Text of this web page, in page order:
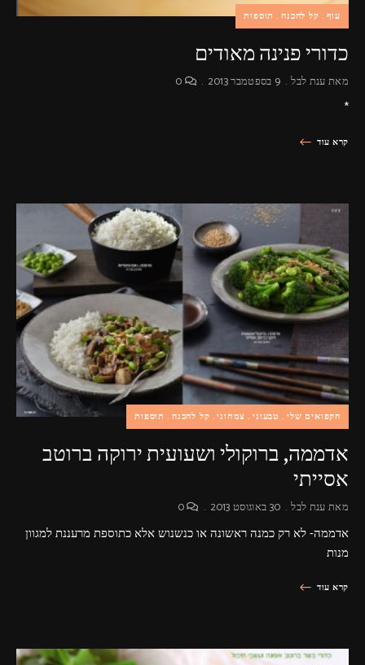
עוף קל להכנה תוספות
כדורי פנינה מאודים
מאתענת לבל 9 בספטמבר 2013
*
קרא עוד
הקפואים שלי טבעוני צמחוני קל להכנה תוספות
אדממה, ברוקולי ושעועית ירוקה ברוטב
אסייתי
מאתענת לבל 30 באוגוסט 2013 0
אדממה- לא רק כמנה ראשונה או כנשנוש אלא כתוספת מרעננת למגוון
מנות
קרא עוד